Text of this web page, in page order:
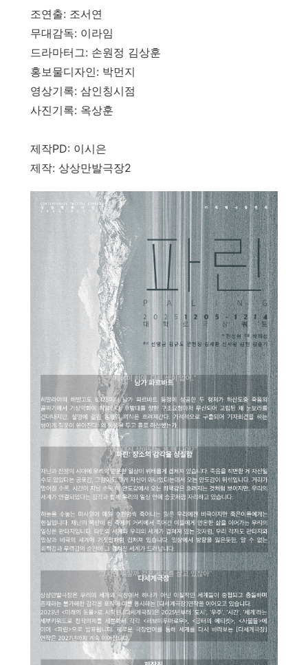
조연출: 조서연
무대감독: 이라임
드라마터그: 손원정 김상훈
홍보물디자인: 박먼지
영상기록: 삼인칭시점
사진기록: 옥상훈
제작PD: 이시은
제작: 상상만발극장2